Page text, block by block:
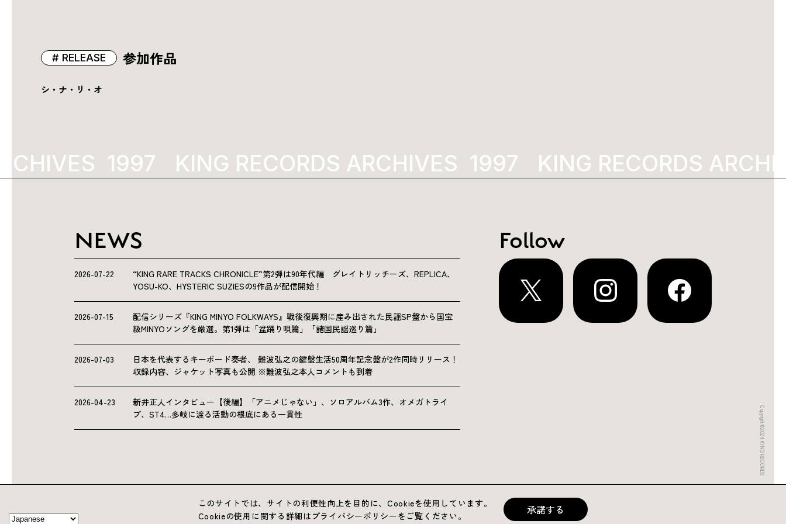
参加作品
RELEASE
シ・ナ・リ・オ
1997 KING RECORDS ARCHIVES 1997 KING RECORDS
NEWS
2026-07-22
“KING RARE TRACKS CHRONICLE”第2弾は90年代編 グレイトリッチーズ、REPLICA、
YOSU-KO、HYSTERIC SUZIESの9作品が配信開始！
2026-07-15
配信シリーズ『KING MINYO FOLKWAYS』戦後復興期に産み出された民謡SP盤から国宝
級MINYOソングを厳選。第1弾は「盆踊り唄篇」「諸国民謡巡り篇」
2026-07-03
日本を代表するキーボード奏者、 難波弘之の鍵盤生活50周年記念盤が2作同時リリース！
収録内容、ジャケット写真も公開 ※難波弘之本人コメントも到着
2026-04-23
新井正人インタビュー【後編】「アニメじゃない」、ソロアルバム3作、オメガトライ
ブ、ST4…多岐に渡る活動の根底にある一貫性
Follow
Copyright ©2024 KING RECORDS
このサイトでは、サイトの利便性向上を目的に、Cookieを使用しています。
Cookieの使用に関する詳細はプライバシーポリシーをご覧ください。
承諾する